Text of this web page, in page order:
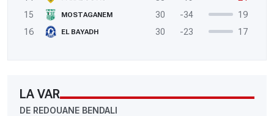
15
MOSTAGANEM 30 -34
19
16
EL BAYADH 30 -23 17
LA VAR
DE REDOUANE BENDALI